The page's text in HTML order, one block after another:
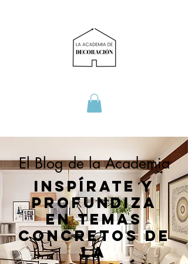
El Blog de la Academia
Inspírate y
profundiza
en temas
concretos de
la